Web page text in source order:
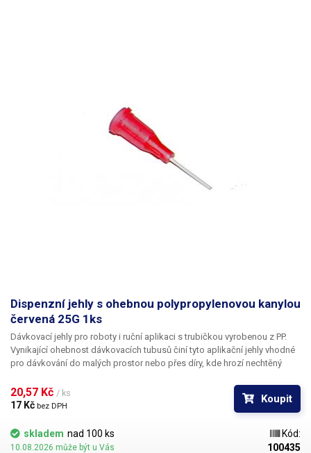
Dispenzní jehly s ohebnou polypropylenovou kanylou
červená 25G 1ks
Dávkovací jehly pro roboty i ruční aplikaci s trubičkou vyrobenou z PP.
Vynikající ohebnost dávkovacích tubusů činí tyto aplikační jehly vhodné
pro dávkování do malých prostor nebo přes díry, kde hrozí nechtěný
popřípadě hrozí poškození obrobku nechtěným kontaktem s hrotem
jehly.
20,57 Kč / ks
17 Kč bez DPH
Koupit
skladem nad 100 ks
10.08.2026 může být u Vás
Kód:
100435